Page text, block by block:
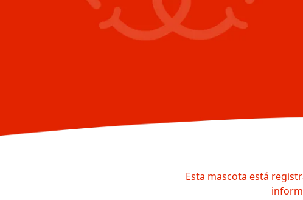
Esta mascota está